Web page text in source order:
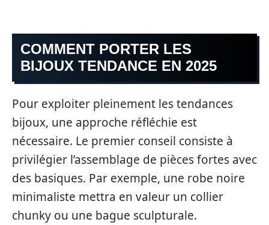
COMMENT PORTER LES
BIJOUX TENDANCE EN 2025
Pour exploiter pleinement les tendances
bijoux, une approche réfléchie est
nécessaire. Le premier conseil consiste à
privilégier l’assemblage de pièces fortes avec
des basiques. Par exemple, une robe noire
minimaliste mettra en valeur un collier
chunky ou une bague sculpturale.